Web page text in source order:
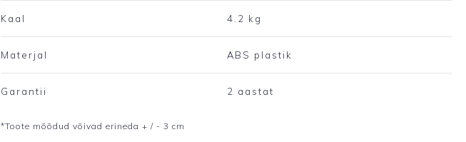
Kaal 4.2 kg
Materjal ABS plastik
Garantii 2 aastat
*Toote mõõdud võivad erineda + / - 3 cm